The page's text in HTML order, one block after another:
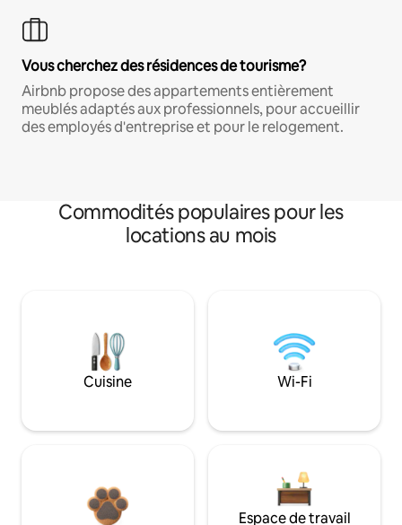
Vous cherchez des résidences de tourisme?
Airbnb propose des appartements entièrement
meublés adaptés aux professionnels, pour accueillir
des employés d'entreprise et pour le relogement.
Commodités populaires pour les
locations au mois
Cuisine Wi-Fi
Espace de travail